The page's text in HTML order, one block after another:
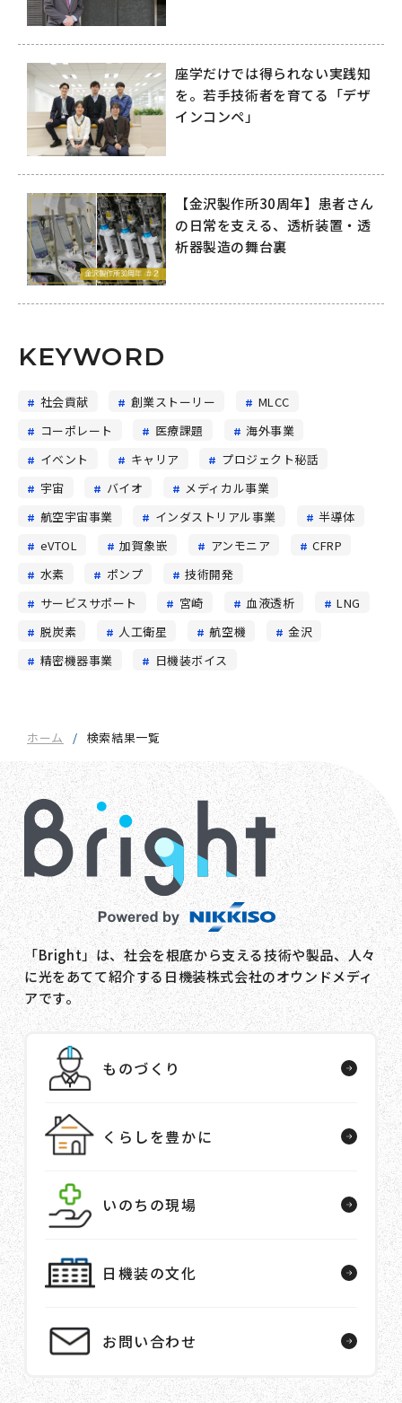
座学だけでは得られない実践知
を。若手技術者を育てる「デザ
インコンペ」
【金沢製作所30周年】患者さん
の日常を支える、透析装置・透
析器製造の舞台裏
KEYWORD
社会貢献 創業ストーリー
MLCC
コーポレート
医療課題
海外事業
イベント
キャリア
プロジェクト秘話
宇宙
バイオ
メディカル事業
航空宇宙事業
インダストリアル事業
半導体
eVTOL
加賀象嵌 アンモニア
CFRP
水素
ポンプ
技術開発
サービスサポート
宮崎 血液透析
LNG
脱炭素
人工衛星 航空機
金沢
精密機器事業
日機装ボイス
ホーム 検索結果一覧
「Bright」は、社会を根底から支える技術や製品、人々
に光をあてて紹介する日機装株式会社のオウンドメディ
アです。
ものづくり
くらしを豊かに
いのちの現場
日機装の文化
お問い合わせ